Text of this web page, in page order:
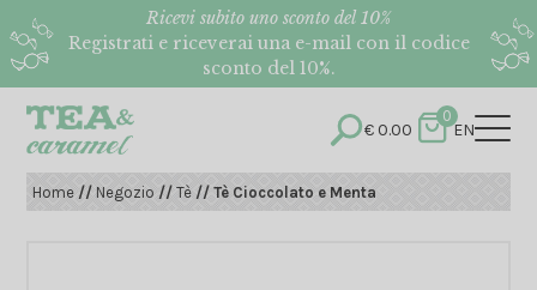
Ricevi subito uno sconto del 10%
Registrati e riceverai una e-mail con il codice
sconto del 10%.
€0.00
0
EN
Home // Negozio //Tè // Tè Cioccolato e Menta